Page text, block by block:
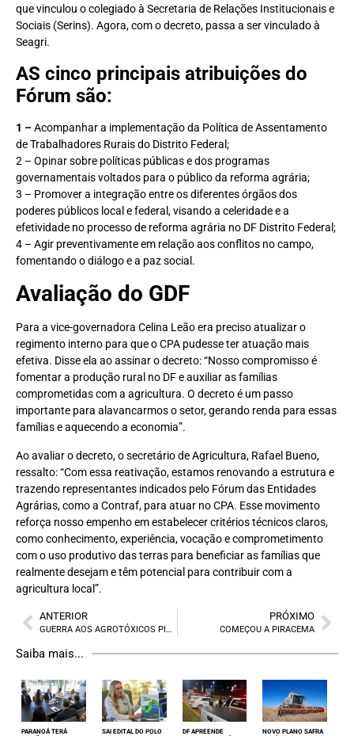
que vinculou o colegiado à Secretaria de Relações Institucionais e
Sociais (Serins). Agora, com o decreto, passa a ser vinculado à
Seagri.
AS cinco principais atribuições do
Fórum são:
1 –Acompanhar a implementação da Política de Assentamento
de Trabalhadores Rurais do Distrito Federal;
2 – Opinar sobre políticas públicas e dos programas
governamentais voltados para o público da reforma agrária;
3 – Promover a integração entre os diferentes órgãos dos
poderes públicos local e federal, visando a celeridade e a
efetividade no processo de reforma agrária no DF Distrito Federal;
4 – Agir preventivamente em relação aos conflitos no campo,
fomentando o diálogo e a paz social.
Avaliação do GDF
Para a vice-governadora Celina Leão era preciso atualizar o
regimento interno para que o CPA pudesse ter atuação mais
efetiva. Disse ela ao assinar o decreto: “Nosso compromisso é
fomentar a produção rural no DF e auxiliar as famílias
comprometidas com a agricultura. O decreto é um passo
importante para alavancarmos o setor, gerando renda para essas
famílias e aquecendo a economia”.
Ao avaliar o decreto, o secretário de Agricultura, Rafael Bueno,
ressalto: “Com essa reativação, estamos renovando a estrutura e
trazendo representantes indicados pelo Fórum das Entidades
Agrárias, como a Contraf, para atuar no CPA. Esse movimento
reforça nosso empenho em estabelecer critérios técnicos claros,
como conhecimento, experiência, vocação e comprometimento
com o uso produtivo das terras para beneficiar as famílias que
realmente desejam e têm potencial para contribuir com a
agricultura local”.
ANTERIOR
GUERRA AOS AGROTÓXICOS PIRATAS
PRÓXIMO
COMEÇOU A PIRACEMA
Saiba mais...
PARANOÁ TERÁ
SAI EDITAL DO POLO
DF APREENDE
NOVO PLANO SAFRA